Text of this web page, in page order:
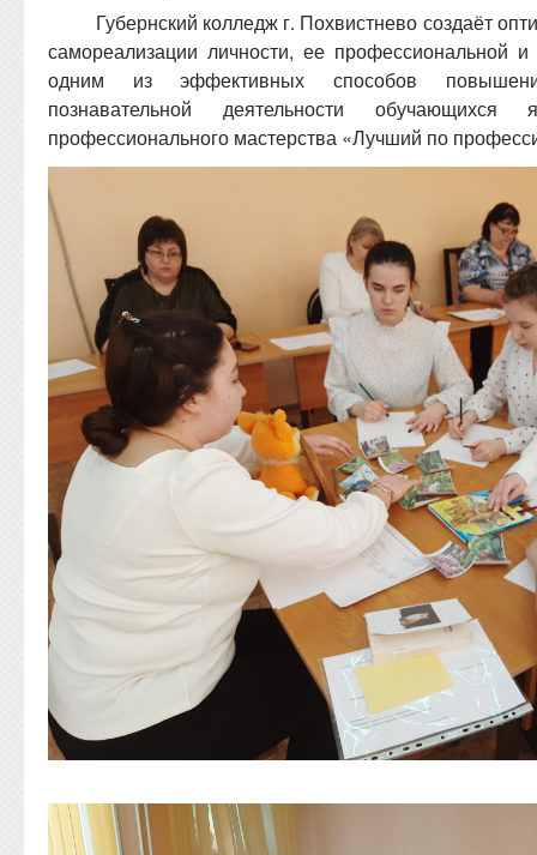
Губернский колледж г. Похвистнево создаёт
самореализации личности, ее профессиональной
одним из эффективных способов
познавательной деятельности обучающихся
профессионального мастерства «Лучший по